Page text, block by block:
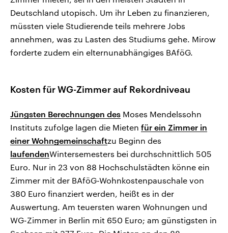
Deutschland utopisch. Um ihr Leben zu finanzieren,
müssten viele Studierende teils mehrere Jobs
annehmen, was zu Lasten des Studiums gehe. Mirow
forderte zudem ein elternunabhängiges BAföG.
Kosten für WG-Zimmer auf Rekordniveau
Jüngsten Berechnungen des Moses Mendelssohn
Instituts zufolge lagen die Mieten für ein Zimmer in
einer Wohngemeinschaftzu Beginn des
laufendenWintersemesters bei durchschnittlich 505
Euro. Nur in 23 von 88 Hochschulstädten könne ein
Zimmer mit der BAföG-Wohnkostenpauschale von
380 Euro finanziert werden, heißt es in der
Auswertung. Am teuersten waren Wohnungen und
WG-Zimmer in Berlin mit 650 Euro; am günstigsten in